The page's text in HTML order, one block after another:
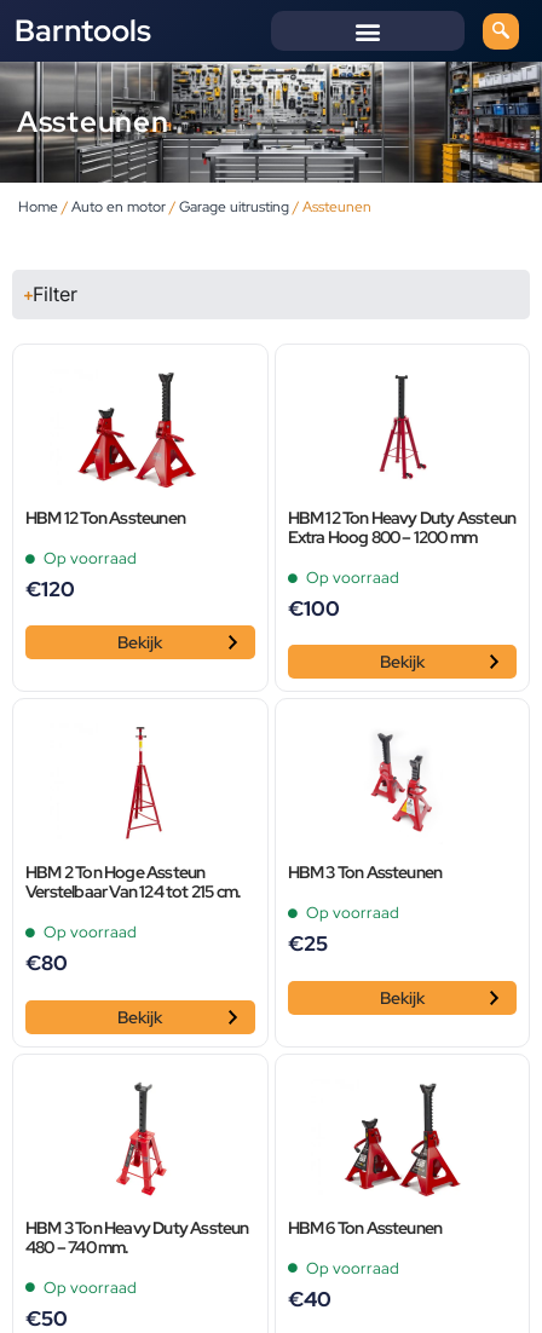
Barntools
Assteunen
Home/Auto en motor/Garage uitrusting/ Assteunen
Filter
HBM 12 Ton Assteunen
Op voorraad
€120
Bekijk
HBM 12 Ton Heavy Duty Assteun
Extra Hoog 800 – 1200 mm
Op voorraad
€100
Bekijk
HBM 2 Ton Hoge Assteun
Verstelbaar Van 124 tot 215 cm.
Op voorraad
€80
Bekijk
HBM 3 Ton Assteunen
Op voorraad
€25
Bekijk
HBM 3 Ton Heavy Duty Assteun
480 – 740 mm.
Op voorraad
€50
HBM 6 Ton Assteunen
Op voorraad
€40